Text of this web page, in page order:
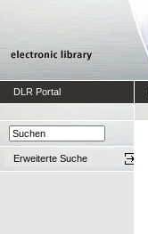
DLR Portal
Erweiterte Suche